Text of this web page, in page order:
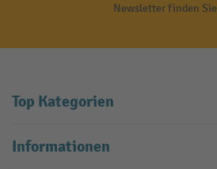
Newsletter finden Sie
Top Kategorien
Informationen